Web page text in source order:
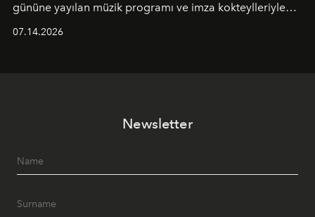
gününe yayılan müzik programı ve imza kokteylleriyle
07.14.2026
Newsletter